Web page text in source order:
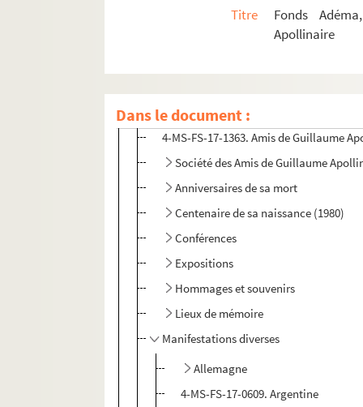
Titre
Fonds
Apollinaire
Dans le document :
Célébration et rayonnement
4-MS-FS-17-1363. Amis de Guillaume
Société des Amis de Guillaume
Anniversaires de sa mort
Centenaire de sa naissance (1980)
Conférences
Expositions
Hommages et souvenirs
Lieux de mémoire
Manifestations diverses
Allemagne
4-MS-FS-17-0609. Argentine